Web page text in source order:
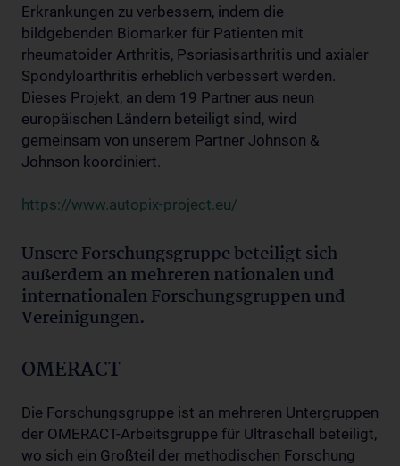
Erkrankungen zu verbessern, indem die
bildgebenden Biomarker für Patienten mit
rheumatoider Arthritis, Psoriasisarthritis und axialer
Spondyloarthritis erheblich verbessert werden.
Dieses Projekt, an dem 19 Partner aus neun
europäischen Ländern beteiligt sind, wird
gemeinsam von unserem Partner Johnson &
Johnson koordiniert.
https://www.autopix-project.eu/
Unsere Forschungsgruppe beteiligt sich
außerdem an mehreren nationalen und
internationalen Forschungsgruppen und
Vereinigungen.
OMERACT
Die Forschungsgruppe ist an mehreren Untergruppen
der OMERACT-Arbeitsgruppe für Ultraschall beteiligt,
wo sich ein Großteil der methodischen Forschung